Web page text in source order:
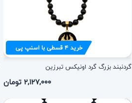
خرید۴قسطی با اسنپ پی
گردنبند بزرگ گرد اونیکس تبرزین
۲,۱۲۷,۰۰۰ تومان